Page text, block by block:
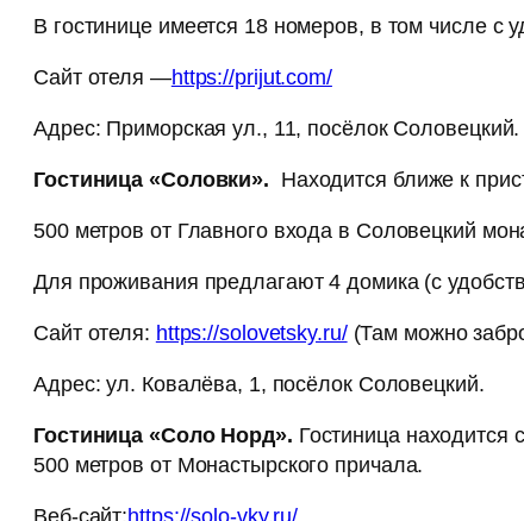
В гостинице имеется 18 номеров, в том числе
Сайт отеля —https://prijut.com/
Адрес: Приморская ул., 11, посёлок Соловецкий.
Гостиница «Соловки». Находится ближе к
500 метров от Главного входа в Соловецкий
Для проживания предлагают 4 домика (с
Сайт отеля: https://solovetsky.ru/(Там можно
Адрес: ул. Ковалёва, 1, посёлок Соловецкий.
Гостиница «Соло Норд». Гостиница
500 метров от Монастырского причала.